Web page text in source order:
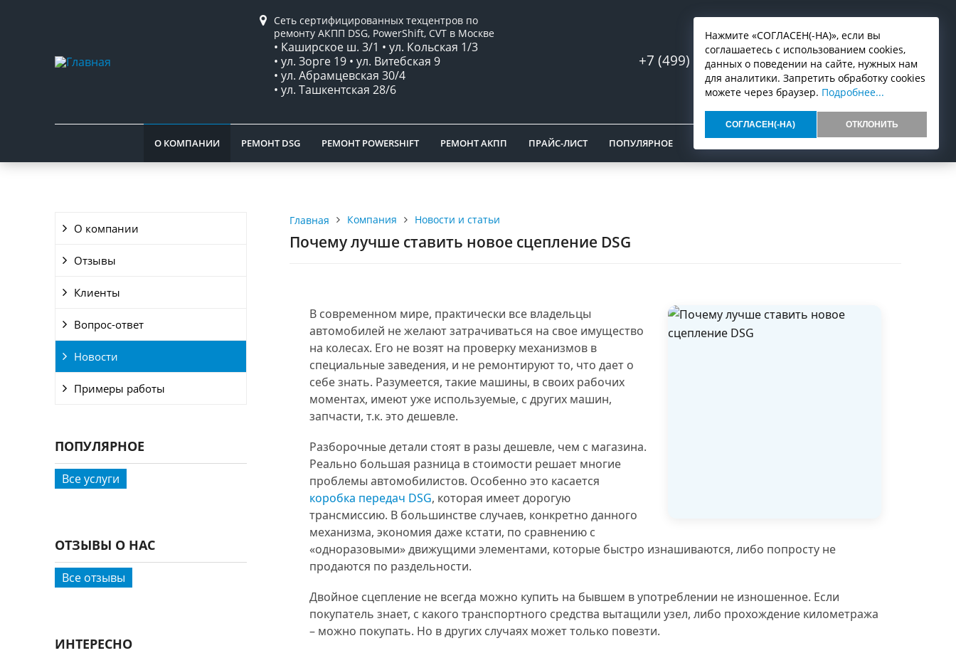
Сеть сертифицированных техцентров по
ремонту АКПП DSG, PowerShift, CVT в Москве
• Каширское ш. 3/1 • ул. Кольская 1/3
• ул. Зорге 19 • ул. Витебская 9
• ул. Абрамцевская 30/4
• ул. Ташкентская 28/6
+7 (499) 553-07-03 Запись онлайн
О КОМПАНИИ РЕМОНТ DSG РЕМОНТ POWERSHIFT РЕМОНТ АКПП ПРАЙС-ЛИСТ ПОПУЛЯРНОЕ
О компании
Отзывы
Клиенты
Вопрос-ответ
Новости
Примеры работы
ПОПУЛЯРНОЕ
Все услуги
ОТЗЫВЫ О НАС
Все отзывы
ИНТЕРЕСНО
Главная Компания Новости и статьи
Почему лучше ставить новое сцепление DSG
В современном мире, практически все владельцы
автомобилей не желают затрачиваться на свое имущество
на колесах. Его не возят на проверку механизмов в
специальные заведения, и не ремонтируют то, что дает о
себе знать. Разумеется, такие машины, в своих рабочих
моментах, имеют уже используемые, с других машин,
запчасти, т.к. это дешевле.
Разборочные детали стоят в разы дешевле, чем с магазина.
Реально большая разница в стоимости решает многие
проблемы автомобилистов. Особенно это касается
коробка передач DSG, которая имеет дорогую
трансмиссию. В большинстве случаев, конкретно данного
механизма, экономия даже кстати, по сравнению с
«одноразовыми» движущими элементами, которые быстро изнашиваются, либо попросту не
продаются по раздельности.
Двойное сцепление не всегда можно купить на бывшем в употреблении не изношенное. Если
покупатель знает, с какого транспортного средства вытащили узел, либо прохождение километража
– можно покупать. Но в других случаях может только повезти.
Нажмите «СОГЛАСЕН(-НА)», если вы
соглашаетесь с использованием cookies,
данных о поведении на сайте, нужных нам
для аналитики. Запретить обработку cookies
можете через браузер. Подробнее...
СОГЛАСЕН(-НА) ОТКЛОНИТЬ